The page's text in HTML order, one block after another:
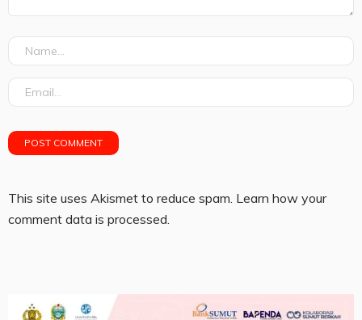
This site uses Akismet to reduce spam. Learn how your
comment data is processed.